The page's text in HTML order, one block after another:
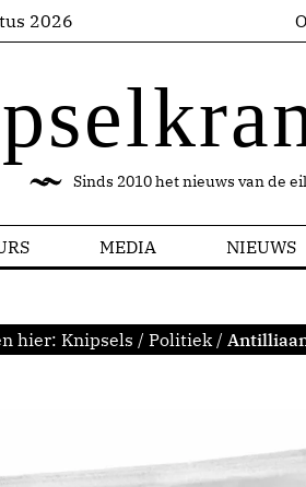
2026
Sinds 2010 het nieuws van de
MEDIA NIEUWS
hier: Knipsels / Politiek /